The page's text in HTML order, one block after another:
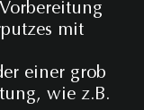
mit
einer grob
wie z.B.